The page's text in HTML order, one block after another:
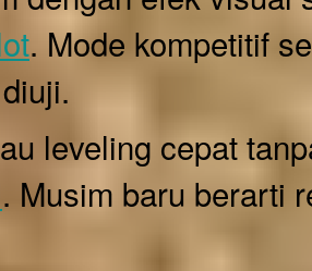
. Mode kompetitif
leveling cepat
. Musim baru berarti